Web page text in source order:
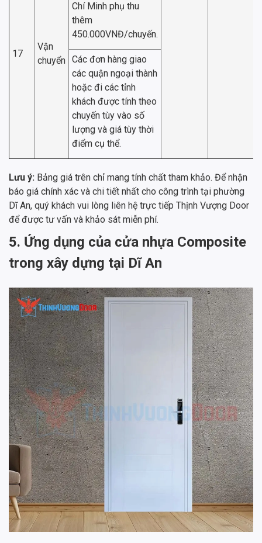
17
Vận
chuyển
Chí Minh phụ thu
thêm
450.000VNĐ/chuyến.
Các đơn hàng giao
các quận ngoại thành
hoặc đi các tỉnh
khách được tính theo
chuyến tùy vào số
lượng và giá tùy thời
điểm cụ thể.
Lưu ý: Bảng giá trên chỉ mang tính chất tham khảo. Để nhận
báo giá chính xác và chi tiết nhất cho công trình tại phường
Dĩ An, quý khách vui lòng liên hệ trực tiếp Thịnh Vượng Door
để được tư vấn và khảo sát miễn phí.
5. Ứng dụng của cửa nhựa Composite
trong xây dựng tại Dĩ An